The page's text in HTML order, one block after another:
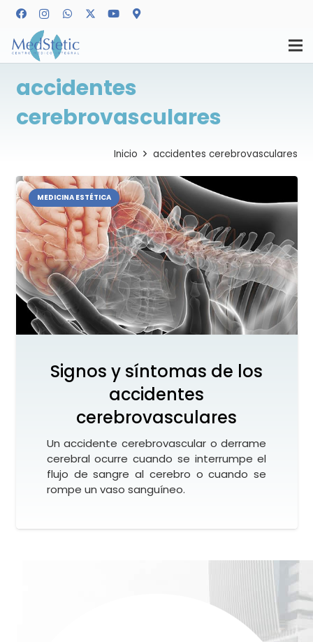
accidentes
cerebrovasculares
Inicio accidentes cerebrovasculares
MEDICINA ESTÉTICA
Signos y síntomas de los
accidentes
cerebrovasculares
Un accidente cerebrovascular o derrame
cerebral ocurre cuando se interrumpe el
flujo de sangre al cerebro o cuando se
rompe un vaso sanguíneo.